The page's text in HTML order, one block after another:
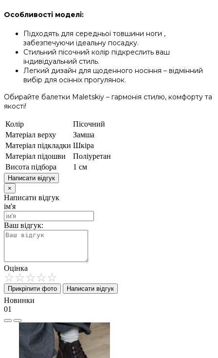
Особливості моделі:
Підходять для середньої товшини ноги ,
забезпечуючи ідеальну посадку.
Стильний пісочний колір підкреслить ваш
індивідуальний стиль.
Легкий дизайн для щоденного носіння – відмінний
вибір для осінніх прогулянок.
Обирайте балетки Maletskiy – гармонія стилю, комфорту та
якості!
Колір
Пісочний
Матеріал верху
Замша
Матеріал підкладки Шкіра
Матеріал підошви
Поліуретан
Висота підбора
1 см
Написати відгук
×
Написати відгук
ім'я
Ваш відгук:
Оцінка
Прикріпити фото Написати відгук
Новинки
01